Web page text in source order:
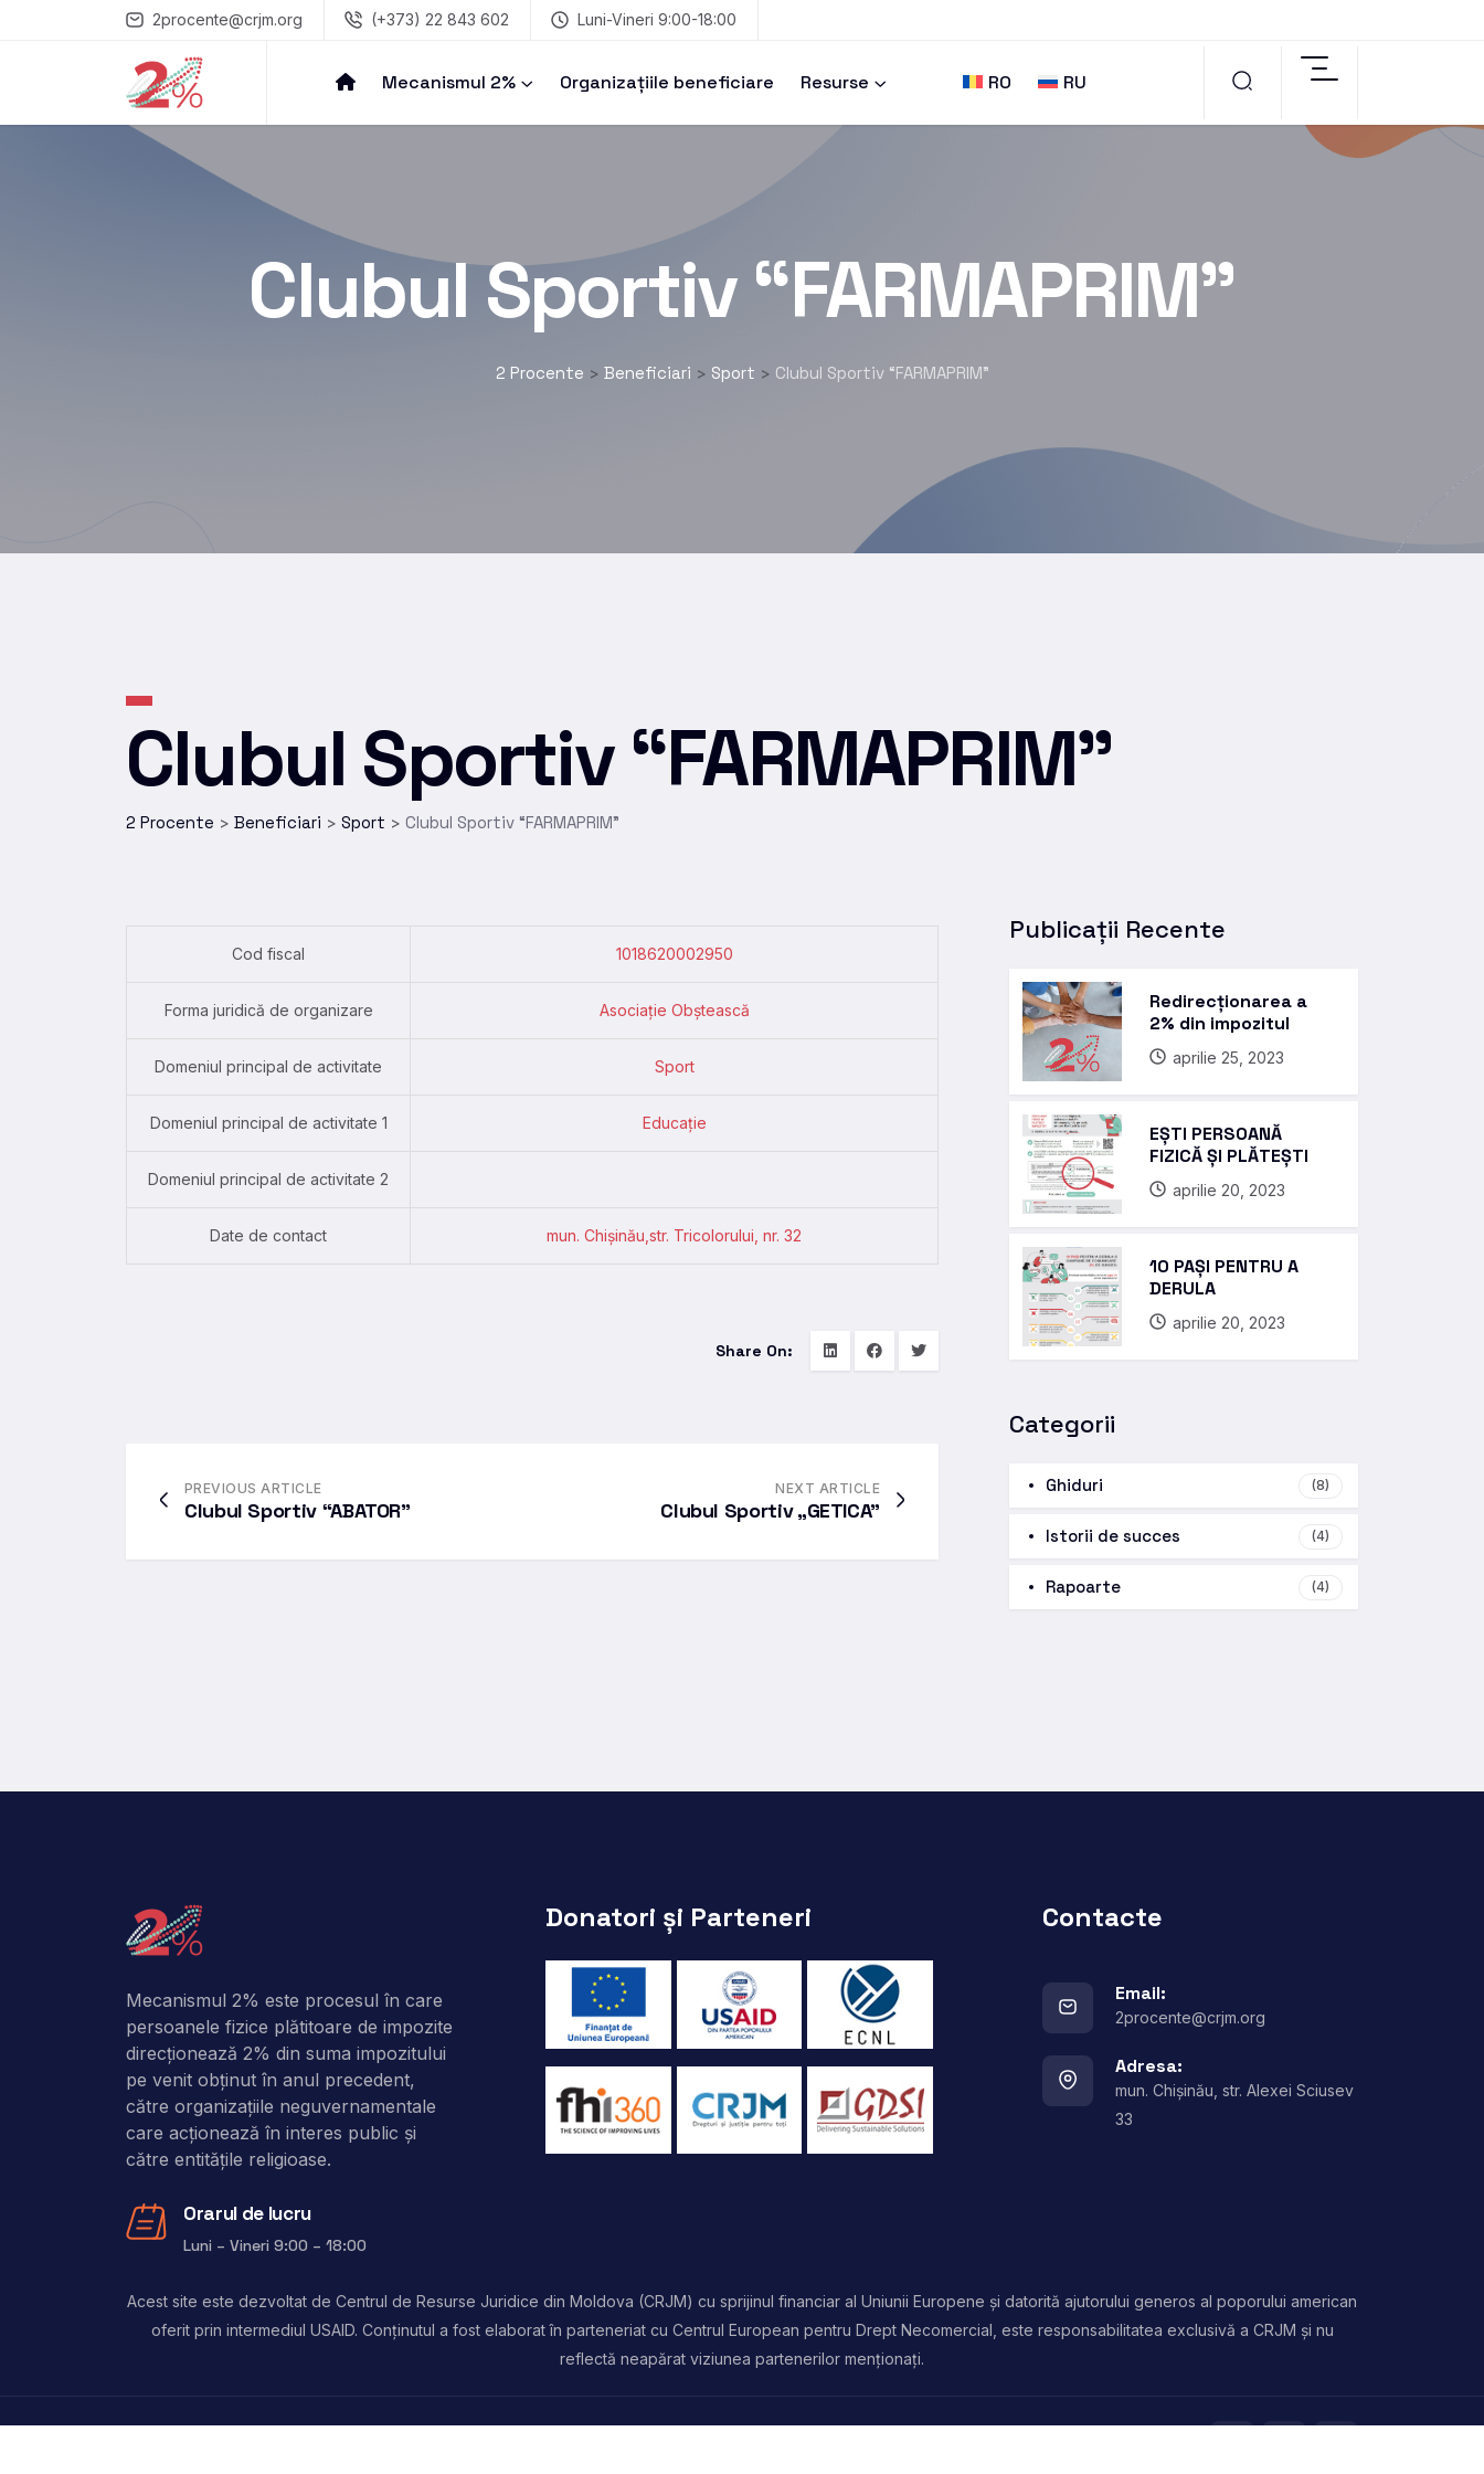
2procente@crjm.org (+373) 22 843 602 Luni-Vineri 9:00-18:00
Mecanismul 2% Organizațiile beneficiare Resurse RO RU
Clubul Sportiv “FARMAPRIM”
2 Procente > Beneficiari > Sport > Clubul Sportiv “FARMAPRIM”
Clubul Sportiv “FARMAPRIM”
2 Procente > Beneficiari > Sport > Clubul Sportiv “FARMAPRIM”
Cod fiscal 1018620002950
Forma juridică de organizare Asociație Obștească
Domeniul principal de activitate Sport
Domeniul principal de activitate 1 Educație
Domeniul principal de activitate 2
Date de contact mun. Chişinău,str. Tricolorului, nr. 32
Share On:
PREVIOUS ARTICLE
Clubul Sportiv “ABATOR”
NEXT ARTICLE
Clubul Sportiv „GETICA”
Publicații Recente
Redirecționarea a
2% din impozitul
aprilie 25, 2023
EȘTI PERSOANĂ
FIZICĂ ȘI PLĂTEȘTI
aprilie 20, 2023
10 PAȘI PENTRU A
DERULA
aprilie 20, 2023
Categorii
Ghiduri (8)
Istorii de succes (4)
Rapoarte (4)
Mecanismul 2% este procesul în care
persoanele fizice plătitoare de impozite
direcţionează 2% din suma impozitului
pe venit obţinut în anul precedent,
către organizaţiile neguvernamentale
care acţionează în interes public şi
către entitățile religioase.
Orarul de lucru
Luni – Vineri 9:00 – 18:00
Donatori și Parteneri Contacte
Email:
2procente@crjm.org
Adresa:
mun. Chișinău, str. Alexei Sciusev
33
Acest site este dezvoltat de Centrul de Resurse Juridice din Moldova (CRJM) cu sprijinul financiar al Uniunii Europene și datorită ajutorului generos al poporului american
oferit prin intermediul USAID. Conținutul a fost elaborat în parteneriat cu Centrul European pentru Drept Necomercial, este responsabilitatea exclusivă a CRJM și nu
reflectă neapărat viziunea partenerilor menționați.